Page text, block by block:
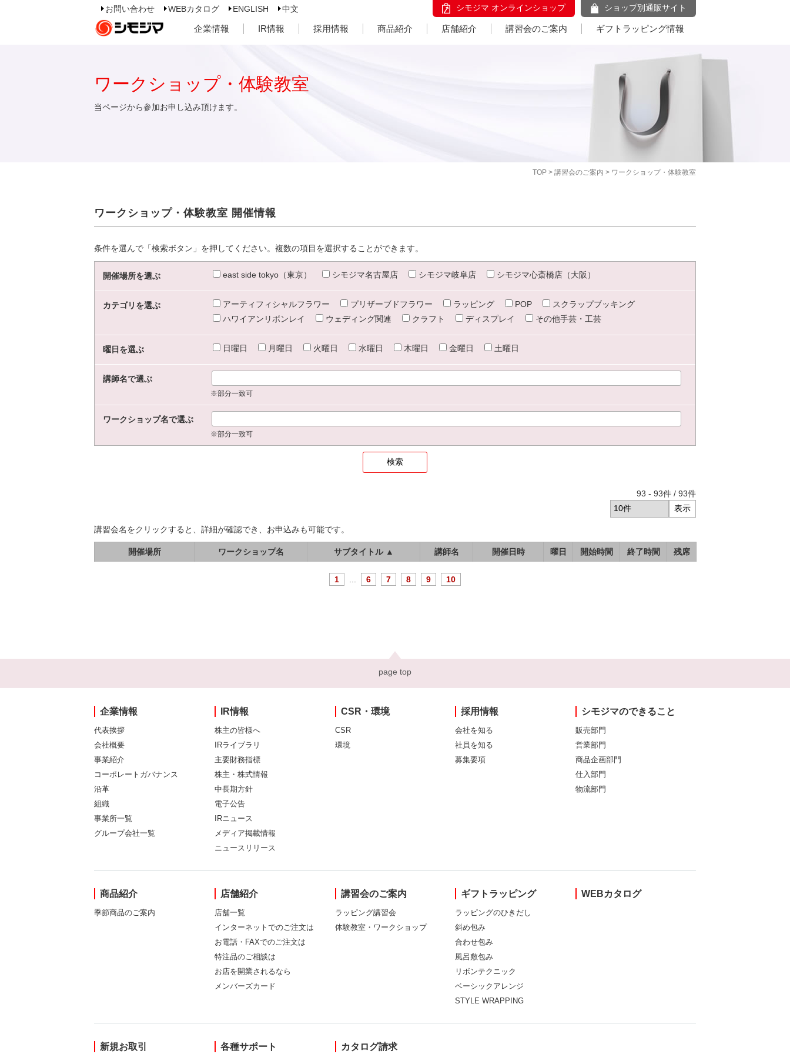
お問い合わせ WEBカタログ ENGLISH 中文 シモジマ オンラインショップ ショップ別通販サイト
企業情報 IR情報 採用情報 商品紹介 店舗紹介 講習会のご案内 ギフトラッピング情報
TOP > 講習会のご案内 > ワークショップ・体験教室
ワークショップ・体験教室
当ページから参加お申し込み頂けます。
ワークショップ・体験教室 開催情報
条件を選んで「検索ボタン」を押してください。複数の項目を選択することができます。
開催場所を選ぶ east side tokyo（東京） シモジマ名古屋店 シモジマ岐阜店 シモジマ心斎橋店（大阪）
カテゴリを選ぶ アーティフィシャルフラワー プリザーブドフラワー ラッピング POP
スクラップブッキング
ハワイアンリボンレイ
ウェディング関連 クラフト ディスプレイ その他手芸・工芸
曜日を選ぶ 日曜日 月曜日 火曜日 水曜日 木曜日 金曜日 土曜日
講師名で選ぶ
※部分一致可
ワークショップ名で選ぶ
※部分一致可
93 - 93件 / 93件
講習会名をクリックすると、詳細が確認でき、お申込みも可能です。
開催場所 ワークショップ名 サブタイトル ▲ 講師名 開催日時 曜日 開始時間 終了時間 残席
1 6 7 8 9 10
page top
企業情報
代表挨拶
会社概要
事業紹介
コーポレートガバナンス
沿革
組織
事業所一覧
グループ会社一覧
IR情報
株主の皆様へ
IRライブラリ
主要財務指標
株主・株式情報
中長期方針
電子公告
IRニュース
メディア掲載情報
ニュースリリース
CSR・環境
CSR
環境
採用情報
会社を知る
社員を知る
募集要項
シモジマのできること
販売部門
営業部門
商品企画部門
仕入部門
物流部門
商品紹介
季節商品のご案内
店舗紹介
店舗一覧
インターネットでのご注文は
お電話・FAXでのご注文は
特注品のご相談は
お店を開業されるなら
メンバーズカード
講習会のご案内
ラッピング講習会
体験教室・ワークショップ
ギフトラッピング
ラッピングのひきだし
斜め包み
合わせ包み
風呂敷包み
リボンテクニック
ベーシックアレンジ
STYLE WRAPPING
WEBカタログ
新規お取引 各種サポート カタログ請求